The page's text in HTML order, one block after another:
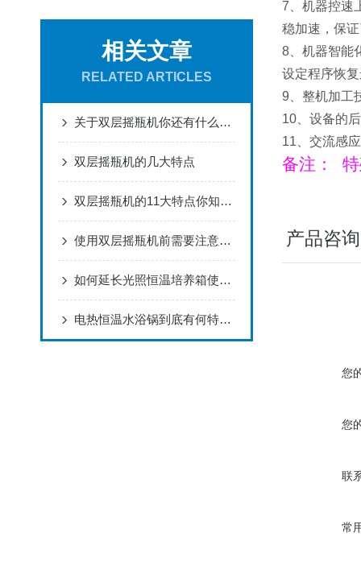
相关文章
RELATED ARTICLES
关于双层摇瓶机你还有什么想了解的呢？
双层摇瓶机的几大特点
双层摇瓶机的11大特点你知道多少呢？
使用双层摇瓶机前需要注意什么？
如何延长光照恒温培养箱使用寿命
电热恒温水浴锅到底有何特点使你如此重视它
7、机器控速
稳加速，保
8、机器智能
设定程序恢
9、整机加工
10、设备的
11、交流感
备注： 特
产品咨询
您
您
联
常